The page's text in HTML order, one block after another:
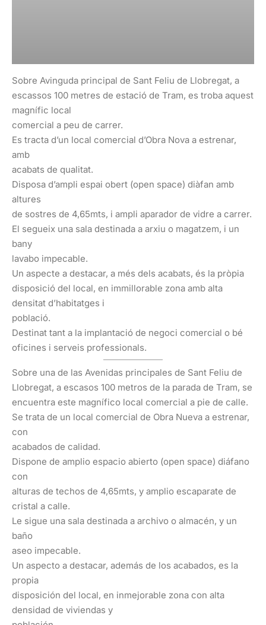
Sobre Avinguda principal de Sant Feliu de Llobregat, a
escassos 100 metres de estació de Tram, es troba aquest
magnífic local
comercial a peu de carrer.
Es tracta d’un local comercial d’Obra Nova a estrenar,
amb
acabats de qualitat.
Disposa d’ampli espai obert (open space) diàfan amb
altures
de sostres de 4,65mts, i ampli aparador de vidre a carrer.
El segueix una sala destinada a arxiu o magatzem, i un
bany
lavabo impecable.
Un aspecte a destacar, a més dels acabats, és la pròpia
disposició del local, en immillorable zona amb alta
densitat d’habitatges i
població.
Destinat tant a la implantació de negoci comercial o bé
oficines i serveis professionals.
Sobre una de las Avenidas principales de Sant Feliu de
Llobregat, a escasos 100 metros de la parada de Tram, se
encuentra este magnífico local comercial a pie de calle.
Se trata de un local comercial de Obra Nueva a estrenar,
con
acabados de calidad.
Dispone de amplio espacio abierto (open space) diáfano
con
alturas de techos de 4,65mts, y amplio escaparate de
cristal a calle.
Le sigue una sala destinada a archivo o almacén, y un
baño
aseo impecable.
Un aspecto a destacar, además de los acabados, es la
propia
disposición del local, en inmejorable zona con alta
densidad de viviendas y